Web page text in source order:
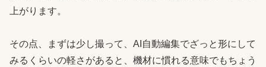
上がります。
その点、まずは少し撮って、AI自動編集でざっと形にして
みるくらいの軽さがあると、機材に慣れる意味でもちょう